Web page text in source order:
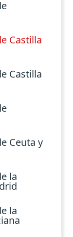
Castilla
Castilla
Ceuta y
la
la